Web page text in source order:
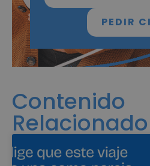
PEDIR
Contenido
Relacionado